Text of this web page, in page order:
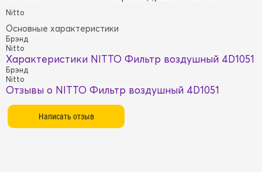
Nitto
Основные характеристики
Брэнд
Nitto
Характеристики NITTO Фильтр воздушный 4D1051
Брэнд
Nitto
Отзывы о NITTO Фильтр воздушный 4D1051